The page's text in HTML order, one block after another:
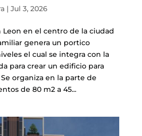
| Jul 3, 2026
Leon en el centro de la ciudad
genera un portico
el cual se integra con la
para crear un edificio para
organiza en la parte de
de 80 m2 a 45...